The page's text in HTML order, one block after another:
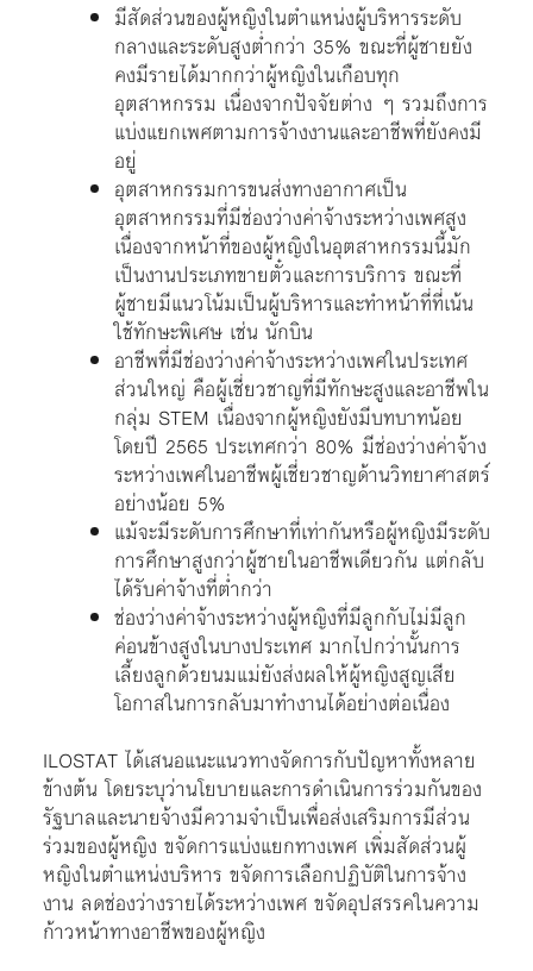
มีสัดส่วนของผู้หญิงในตำแหน่งผู้บริหารระดับ
กลางและระดับสูงต่ำกว่า 35% ขณะที่ผู้ชายยัง
คงมีรายได้มากกว่าผู้หญิงในเกือบทุก
อุตสาหกรรม เนื่องจากปัจจัยต่าง ๆ รวมถึงการ
แบ่งแยกเพศตามการจ้างงานและอาชีพที่ยังคงมี
อยู่
อุตสาหกรรมการขนส่งทางอากาศเป็น
อุตสาหกรรมที่มีช่องว่างค่าจ้างระหว่างเพศสูง
เนื่องจากหน้าที่ของผู้หญิงในอุตสาหกรรมนี้มัก
เป็นงานประเภทขายตั๋วและการบริการ ขณะที่
ผู้ชายมีแนวโน้มเป็นผู้บริหารและทำหน้าที่ที่เน้น
ใช้ทักษะพิเศษ เช่น นักบิน
อาชีพที่มีช่องว่างค่าจ้างระหว่างเพศในประเทศ
ส่วนใหญ่ คือผู้เชี่ยวชาญที่มีทักษะสูงและอาชีพใน
กลุ่ม STEM เนื่องจากผู้หญิงยังมีบทบาทน้อย
โดยปี 2565 ประเทศกว่า 80% มีช่องว่างค่าจ้าง
ระหว่างเพศในอาชีพผู้เชี่ยวชาญด้านวิทยาศาสตร์
อย่างน้อย 5%
แม้จะมีระดับการศึกษาที่เท่ากันหรือผู้หญิงมีระดับ
การศึกษาสูงกว่าผู้ชายในอาชีพเดียวกัน แต่กลับ
ได้รับค่าจ้างที่ต่ำกว่า
ช่องว่างค่าจ้างระหว่างผู้หญิงที่มีลูกกับไม่มีลูก
ค่อนข้างสูงในบางประเทศ มากไปกว่านั้นการ
เลี้ยงลูกด้วยนมแม่ยังส่งผลให้ผู้หญิงสูญเสีย
โอกาสในการกลับมาทำงานได้อย่างต่อเนื่อง
ILOSTAT ได้เสนอแนะแนวทางจัดการกับปัญหาทั้งหลาย
ข้างต้น โดยระบุว่านโยบายและการดำเนินการร่วมกันของ
รัฐบาลและนายจ้างมีความจำเป็นเพื่อส่งเสริมการมีส่วน
ร่วมของผู้หญิง ขจัดการแบ่งแยกทางเพศ เพิ่มสัดส่วนผู้
หญิงในตำแหน่งบริหาร ขจัดการเลือกปฏิบัติในการจ้าง
งาน ลดช่องว่างรายได้ระหว่างเพศ ขจัดอุปสรรคในความ
ก้าวหน้าทางอาชีพของผู้หญิง